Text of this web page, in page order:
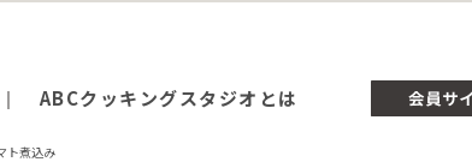
ABCクッキングスタジオとは
ト煮込み